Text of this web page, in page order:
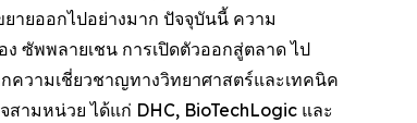
ายออกไปอย่างมาก ปัจจุบันนี้ ความ
ซัพพลายเชน การเปิดตัวออกสู่ตลาด ไป
ความเชี่ยวชาญทางวิทยาศาสตร์และเทคนิค
ามหน่วย ได้แก่ DHC, BioTechLogic และ